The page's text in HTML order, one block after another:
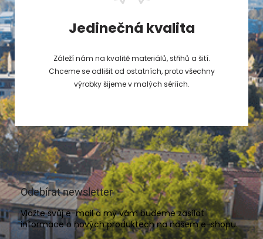
Jedinečná kvalita
Záleží nám na kvalitě materiálů, střihů a šití.
Chceme se odlišit od ostatních, proto všechny
výrobky šijeme v malých sériích.
Odebírat newsletter
Vložte svůj e-mail a my vám budeme zasílat
informace o nových produktech na našem e-shopu.